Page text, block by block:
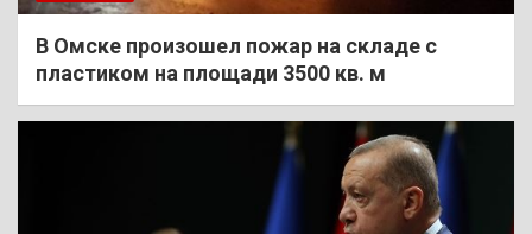
В Омске произошел пожар на складе с
пластиком на площади 3500 кв. м